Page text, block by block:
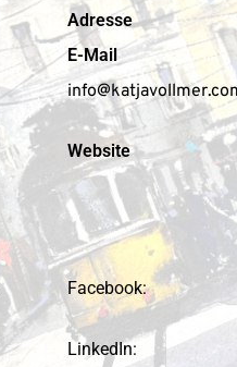
Adresse
E-Mail
Website
Facebook:
LinkedIn: